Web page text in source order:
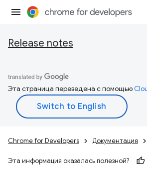
Release notes
Эта страница переведена с помощью
Chrome for Developers Документация
Эта информация оказалась полезной?